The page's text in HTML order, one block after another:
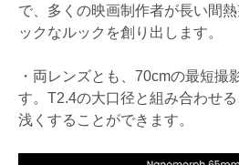
で、多くの映画制作者が長い間
ックなルックを創り出します。
・両レンズとも、70cmの最短撮
す。T2.4の大口径と組み合わせ
浅くすることができます。